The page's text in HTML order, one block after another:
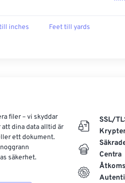
inches Feet till yards
filer – vi skyddar
dina data alltid är
ett dokument.
säkerhet.
SSL/
Centra